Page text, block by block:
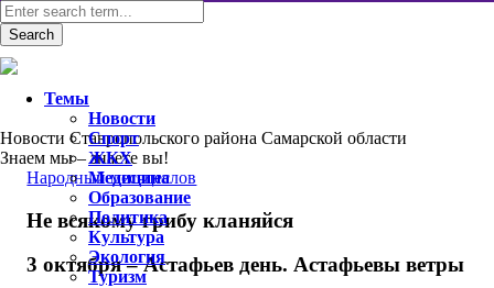
Новости Ставропольского района Самарской области
Знаем мы – знаете вы!
Народный месяцеслов
Не всякому грибу кланяйся
3 октября – Астафьев день. Астафьевы ветры
Темы
Новости
Спорт
ЖКХ
Медицина
Образование
Политика
Культура
Экология
Туризм